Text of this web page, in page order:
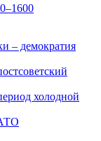
– демократия
холодной